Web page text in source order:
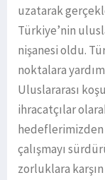
uzatarak
Türkiye’nin
nişanesi oldu.
noktalara
Uluslararası
ihracatçılar
hedeflerimizden
çalışmayı
zorluklara